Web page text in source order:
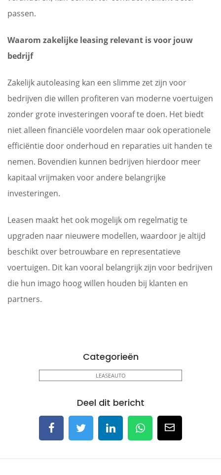
passen.
Waarom zakelijke leasing relevant is voor jouw
bedrijf
Zakelijk autoleasing kan een slimme zet zijn voor
bedrijven die willen profiteren van moderne voertuigen
zonder grote investeringen vooraf te doen. Het biedt
niet alleen financiële voordelen maar ook operationele
efficiëntie door onderhoud en reparaties uit handen te
nemen. Bovendien kunnen bedrijven hierdoor meer
kapitaal vrijmaken voor andere belangrijke
investeringen.
Leasen maakt het ook mogelijk om regelmatig te
upgraden naar nieuwere modellen, waardoor je altijd
beschikt over betrouwbare en representatieve
voertuigen. Dit kan vooral belangrijk zijn voor bedrijven
die hun imago hoog willen houden bij klanten en
partners.
Categorieën
LEASEAUTO
Deel dit bericht